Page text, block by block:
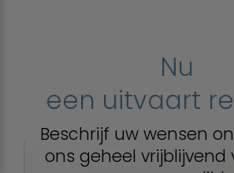
Nu
een uitvaart
Beschrijf uw wensen
ons geheel vrijblijvend